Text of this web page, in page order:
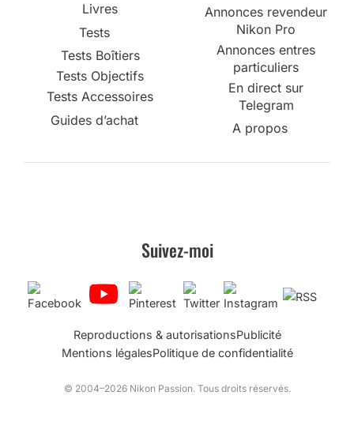
Livres
Tests
Tests Boîtiers
Tests Objectifs
Tests Accessoires
Guides d’achat
Annonces revendeur
Nikon Pro
Annonces entres
particuliers
En direct sur
Telegram
A propos
Suivez-moi
Reproductions & autorisationsPublicité
Mentions légalesPolitique de confidentialité
© 2004–2026 Nikon Passion. Tous droits réservés.